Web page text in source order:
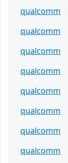
qualcomm
qualcomm
qualcomm
qualcomm
qualcomm
qualcomm
qualcomm
qualcomm